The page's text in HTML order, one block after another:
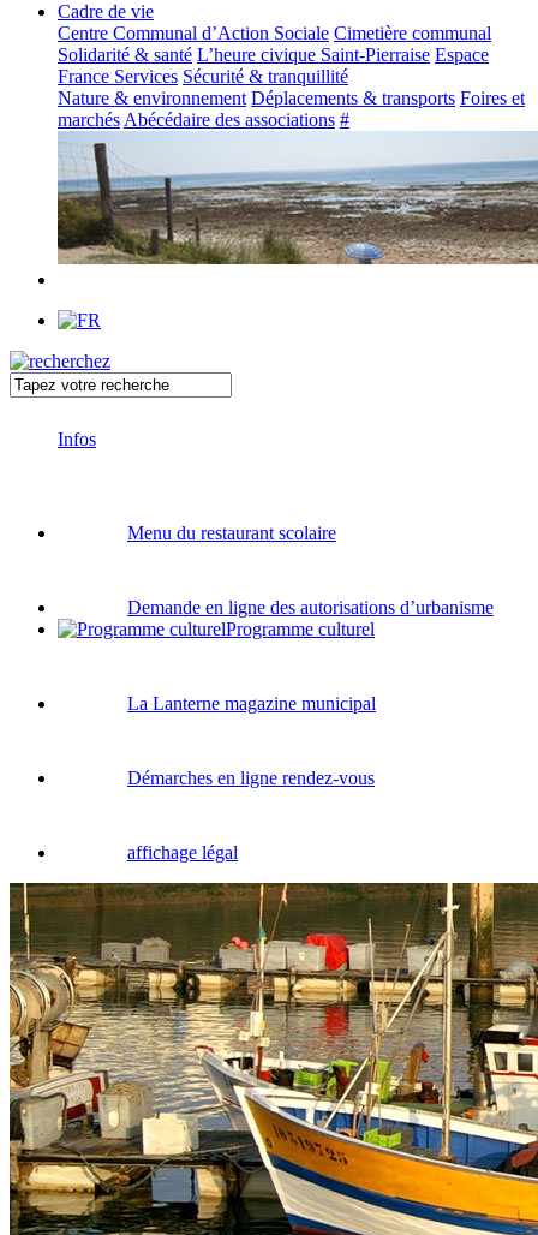
Cadre de vie
Centre Communal d’Action Sociale Cimetière communal
Solidarité & santé L’heure civique Saint-Pierraise Espace
France Services Sécurité & tranquillité
Nature & environnement Déplacements & transports Foires et
marchés Abécédaire des associations #
Infos
Menu du restaurant scolaire
Demande en ligne des autorisations d’urbanisme
Programme culturel
La Lanterne magazine municipal
Démarches en ligne rendez-vous
affichage légal